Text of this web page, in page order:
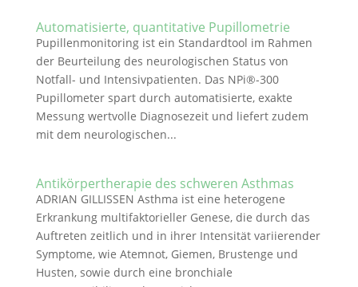
Automatisierte, quantitative Pupillometrie
Pupillenmonitoring ist ein Standardtool im Rahmen
der Beurteilung des neurologischen Status von
Notfall- und Intensivpatienten. Das NPi®-300
Pupillometer spart durch automatisierte, exakte
Messung wertvolle Diagnosezeit und liefert zudem
mit dem neurologischen...
Antikörpertherapie des schweren Asthmas
ADRIAN GILLISSEN Asthma ist eine heterogene
Erkrankung multifaktorieller Genese, die durch das
Auftreten zeitlich und in ihrer Intensität variierender
Symptome, wie Atemnot, Giemen, Brustenge und
Husten, sowie durch eine bronchiale